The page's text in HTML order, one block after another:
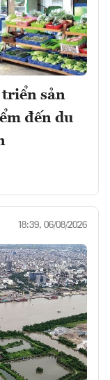
sản
đến du
18:39, 06/08/2026